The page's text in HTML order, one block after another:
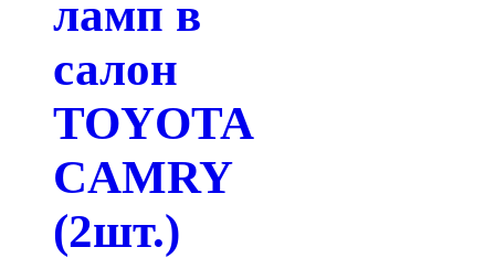
ламп в
салон
TOYOTA
CAMRY
(2шт.)